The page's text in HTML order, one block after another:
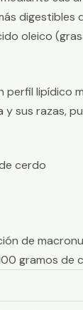
digestibles
oleico
lipídico
sus razas,
de
gramos de